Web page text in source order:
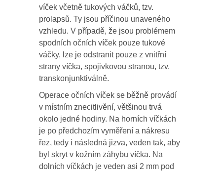
víček včetně tukových váčků, tzv.
prolapsů. Ty jsou příčinou unaveného
vzhledu. V případě, že jsou problémem
spodních očních víček pouze tukové
váčky, lze je odstranit pouze z vnitřní
strany víčka, spojivkovou stranou, tzv.
transkonjunktiválně.
Operace očních víček se běžně provádí
v místním znecitlivění, většinou trvá
okolo jedné hodiny. Na horních víčkách
je po předchozím vyměření a nákresu
řez, tedy i následná jizva, veden tak, aby
byl skryt v kožním záhybu víčka. Na
dolních víčkách je veden asi 2 mm pod